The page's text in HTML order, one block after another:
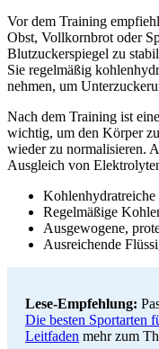
Vor dem Training
Obst, Vollkornbrot oder
Blutzuckerspiegel zu
Sie regelmäßig
nehmen, um
Nach dem Training ist
wichtig, um den Körper
wieder zu normalisieren.
Ausgleich von
Regelmäßige
Ausgewogene,
Ausreichende
Lese-Empfehlung:
Die besten Sportarten
Leitfaden mehr zum